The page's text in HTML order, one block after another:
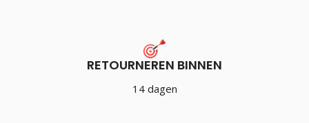
RETOURNEREN BINNEN
14 dagen